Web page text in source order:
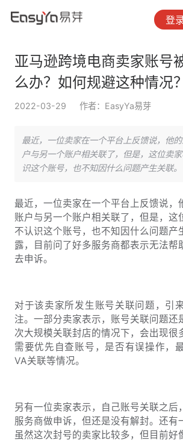
登
亚马逊跨境电商卖家账号
么办？如何规避这种情况？
2022-03-29 作者：EasyYa易芽
最近，一位卖家在一个平台上反馈说，他
户与另一个账户相关联了，但是，这位卖
识这个账号，也不知因什么问题产生关联。
最近，一位卖家在一个平台上反馈说，
账户与另一个账户相关联了，但是，这
不认识这个账号，也不知因什么问题产
露，目前问了好多服务商都表示无法帮
去申诉。
对于该卖家所发生账号关联问题，引
注。一部分卖家表示，账号关联问题还
次大规模关联封店的情况下，会出现很
需要优先自查账号，是否有误操作，
VA关联等情况。
另有一位卖家表示，自己账号关联之后
服务商做申诉，但还是没有解封。还有
虽然这次封号的卖家比较多，但目前好